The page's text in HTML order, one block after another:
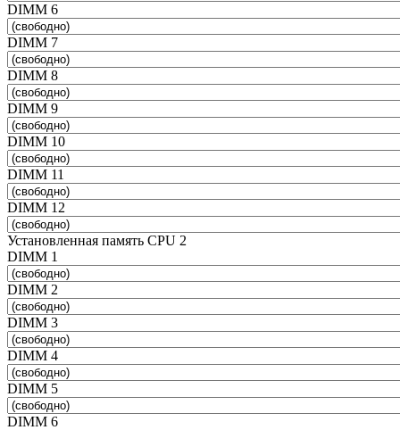
DIMM 6
DIMM 7
DIMM 8
DIMM 9
DIMM 10
DIMM 11
DIMM 12
Установленная память CPU 2
DIMM 1
DIMM 2
DIMM 3
DIMM 4
DIMM 5
DIMM 6